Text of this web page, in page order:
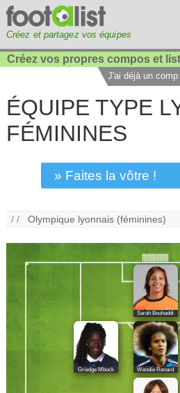
Créez et partagez vos équipes
Créez vos propres compos et
J'ai déjà un
ÉQUIPE TYPE
FÉMININES
» Faites la vôtre !
/ /Olympique lyonnais (féminines)
Sarah Bouhaddi
Griedge Mbock Wendie Renard